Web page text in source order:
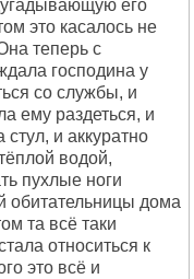
его
это касалось не
теперь с
господина у
со службы, и
ему раздеться, и
и аккуратно
водой,
пухлые ноги
обитательницы дома
та всё таки
относиться к
это всё и